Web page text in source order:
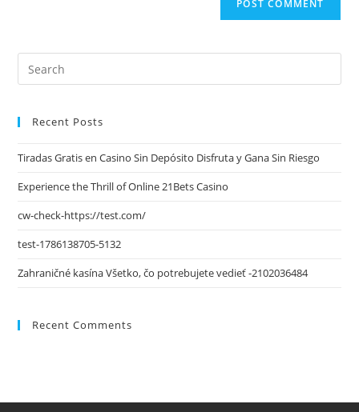
Recent Posts
Tiradas Gratis en Casino Sin Depósito Disfruta y Gana Sin Riesgo
Experience the Thrill of Online 21Bets Casino
cw-check-https://test.com/
test-1786138705-5132
Zahraničné kasína Všetko, čo potrebujete vedieť -2102036484
Recent Comments